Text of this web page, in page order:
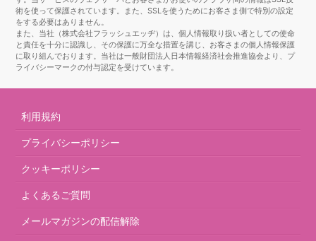
術を使って保護されています。また、SSLを使うためにお客さま側で特別の設定
をする必要はありません。
また、当社（株式会社フラッシュエッヂ）は、個人情報取り扱い者としての使命
と責任を十分に認識し、その保護に万全な措置を講じ、お客さまの個人情報保護
に取り組んでおります。当社は一般財団法人日本情報経済社会推進協会より、プ
ライバシーマークの付与認定を受けています。
利用規約
プライバシーポリシー
クッキーポリシー
よくあるご質問
メールマガジンの配信解除